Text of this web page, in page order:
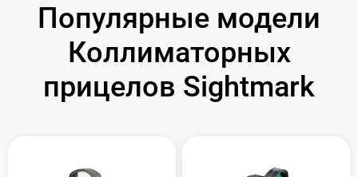
Популярные модели
Коллиматорных
прицелов Sightmark